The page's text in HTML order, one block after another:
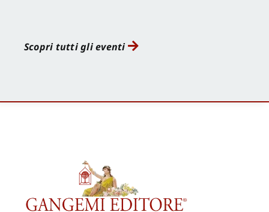
Scopri tutti gli eventi